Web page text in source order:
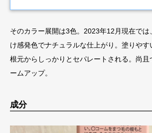
そのカラー展開は3色。2023年12月現在では
け感発色でナチュラルな仕上がり。塗りやす
根元からしっかりとセパレートされる。尚且
ームアップ。
成分